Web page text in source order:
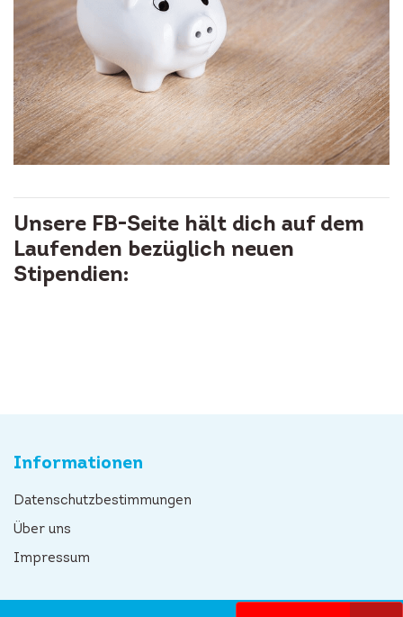
Unsere FB-Seite hält dich auf dem
Laufenden bezüglich neuen
Stipendien:
Informationen
Datenschutzbestimmungen
Über uns
Impressum